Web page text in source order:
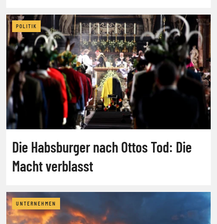
POLITIK
Die Habsburger nach Ottos Tod: Die
Macht verblasst
UNTERNEHMEN